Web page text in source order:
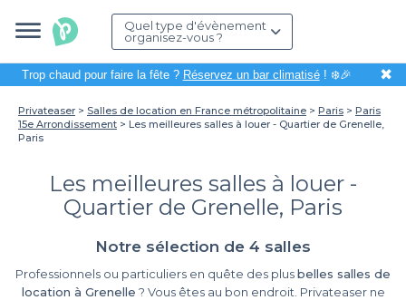
Quel type d'évènement
organisez-vous ?
Trop chaud pour faire la fête ? Réservez un bar climatisé! ❄️🎉 ✖
Privateaser Salles de location en France métropolitaine Paris
Paris
15e Arrondissement
Les meilleures salles à louer - Quartier de Grenelle,
Paris
Les meilleures salles à louer -
Quartier de Grenelle, Paris
Notre sélection de 4 salles
Professionnels ou particuliers en quête des plusbelles salles de
location à Grenelle ? Vous êtes au bon endroit. Privateaser ne